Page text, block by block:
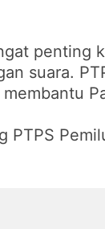
penting
suara.
PTPS